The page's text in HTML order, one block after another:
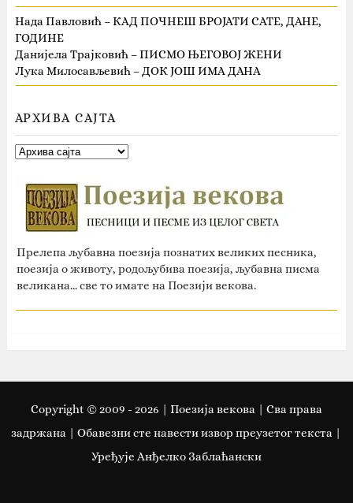
Нада Павловић – КАД ПОЧНЕШ БРОЈАТИ САТЕ, ДАНЕ,
ГОДИНЕ
Данијела Трајковић – ПИСМО ЊЕГОВОЈ ЖЕНИ
Лука Милосављевић – ДОК ЈОШ ИМА ДАНА
АРХИВА САЈТА
Прелепа љубавна поезија познатих великих песника,
поезија о животу, родољубива поезија, љубавна писма
великана... све то имате на Поезији векова.
Copyright © 2009 - 2026 | Поезија векова | Сва права
задржана | Oбавезни сте навести извор преузетог текста |
Уређује Анђелко Заблаћански